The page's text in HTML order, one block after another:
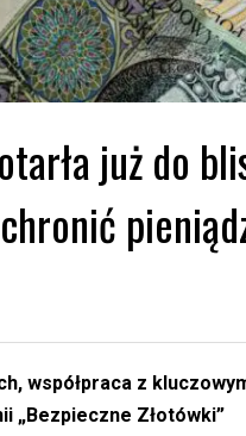
już do
współpraca z
„Bezpieczne Złotówki”